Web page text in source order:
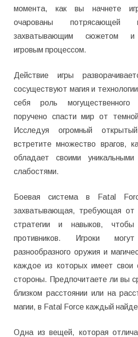
момента, как вы начнете
очарованы потрясающей
захватывающим сюжетом и
игровым процессом.
Действие игры
сосуществуют магия и
себя роль могущественного
поручено спасти мир от
Исследуя огромный
встретите множество врагов,
обладает своими
слабостями.
Боевая система в Fatal
захватывающая, требующая от
стратегии и навыков,
противников. Игроки
разнообразного оружия и
каждое из которых имеет свои
стороны. Предпочитаете ли вы
близком расстоянии или на
магии, в Fatal Force каждый
Одна из вещей, которая